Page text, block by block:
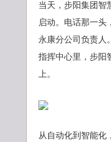
当天，步阳集团智
启动。电话那一头
永康分公司负责人
指挥中心里，步阳
上。
从自动化到智能化